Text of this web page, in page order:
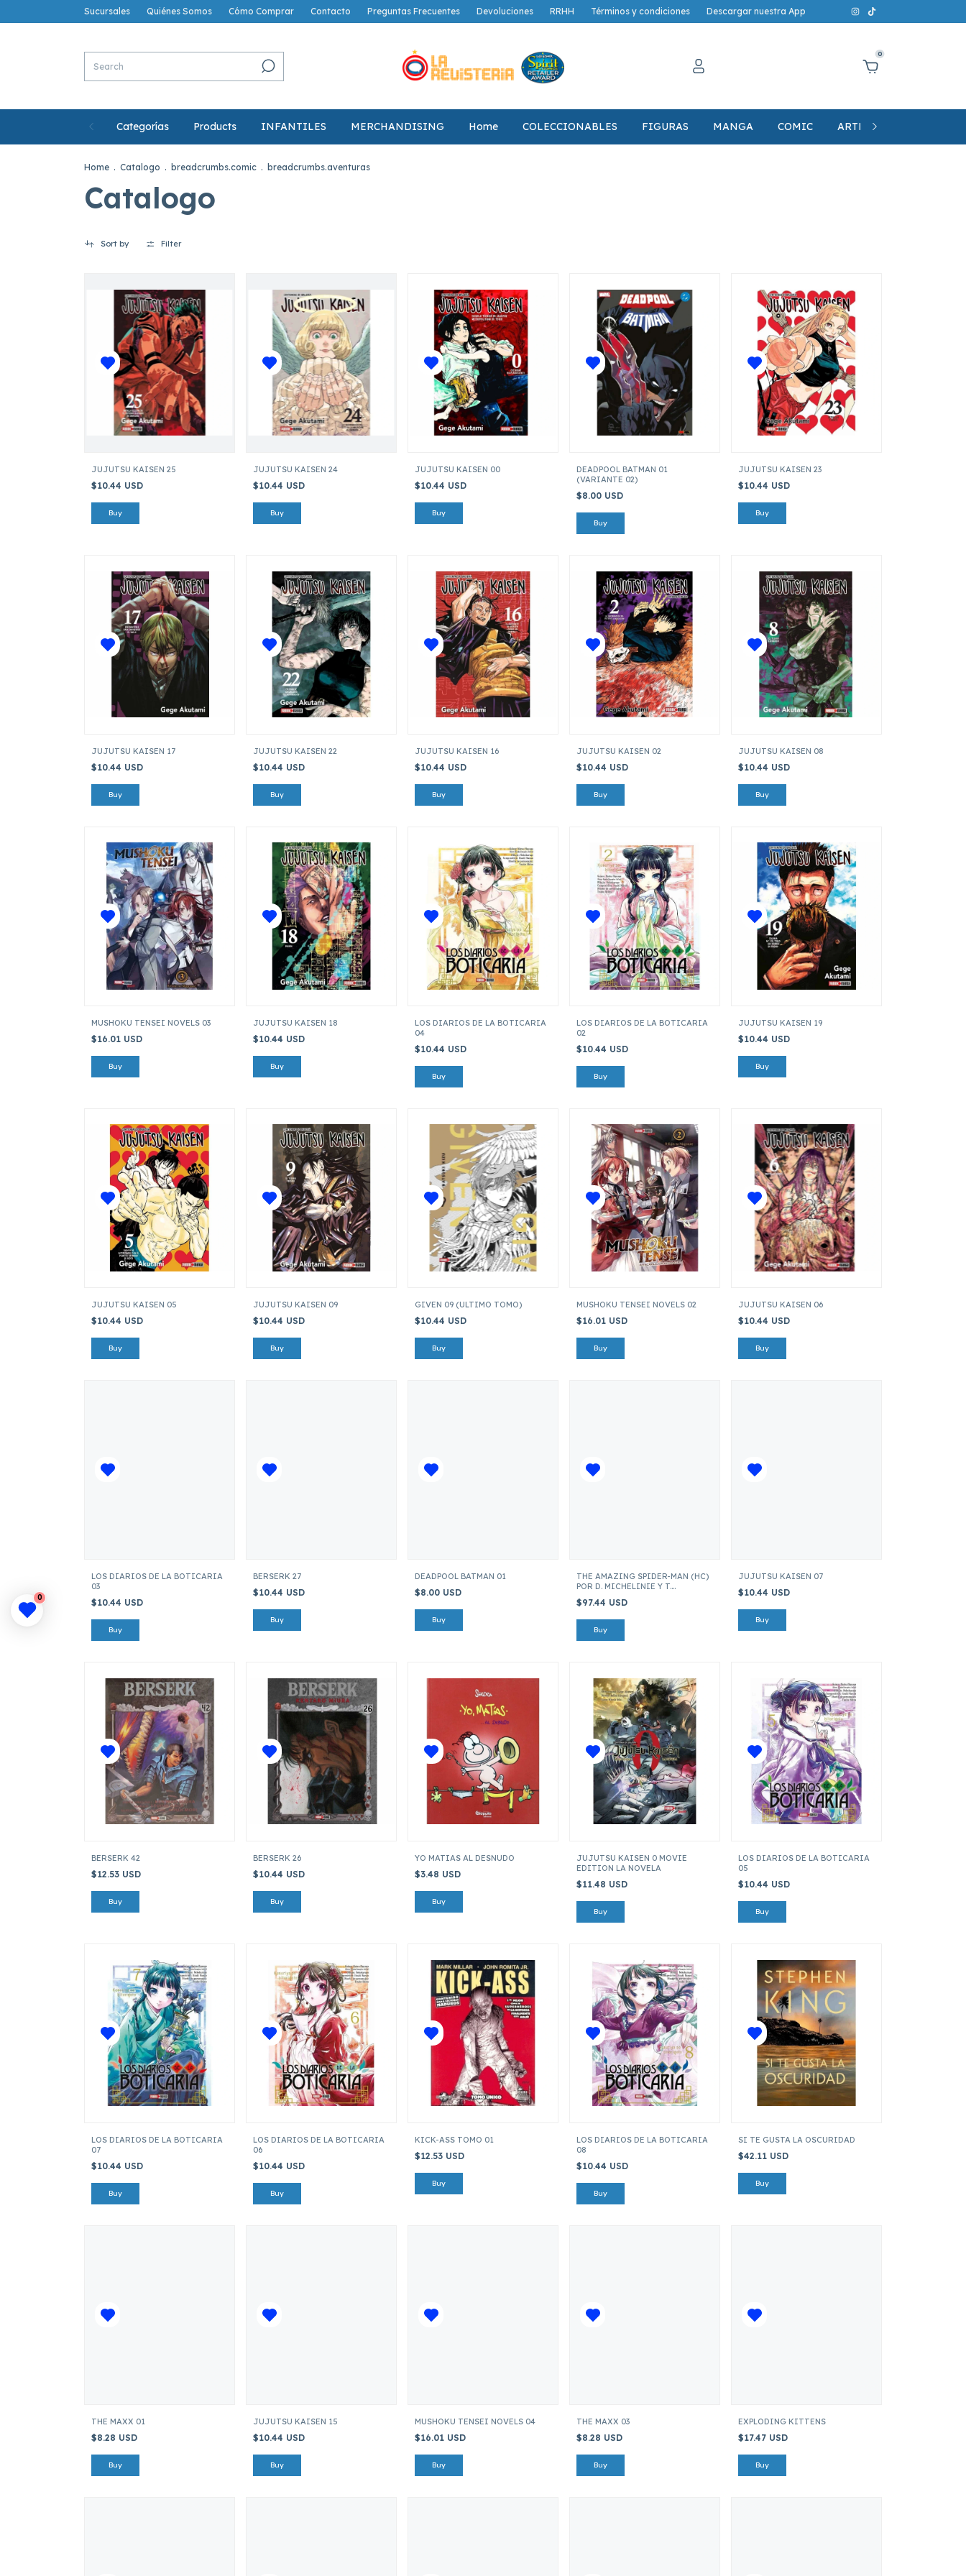
Sucursales Quiénes Somos Cómo Comprar Contacto Preguntas Frecuentes Devoluciones RRHH Términos y condiciones Descargar nuestra App
0
Categorías Products INFANTILES MERCHANDISING Home COLECCIONABLES FIGURAS MANGA COMIC ARTE, LIBRERIA Y
Home . Catalogo . breadcrumbs.comic . breadcrumbs.aventuras
Catalogo
Sort by Filter
JUJUTSU KAISEN 25
$10.44 USD
JUJUTSU KAISEN 24
$10.44 USD
JUJUTSU KAISEN 00
$10.44 USD
DEADPOOL BATMAN 01
(VARIANTE 02)
$8.00 USD
JUJUTSU KAISEN 23
$10.44 USD
JUJUTSU KAISEN 17
$10.44 USD
JUJUTSU KAISEN 22
$10.44 USD
JUJUTSU KAISEN 16
$10.44 USD
JUJUTSU KAISEN 02
$10.44 USD
JUJUTSU KAISEN 08
$10.44 USD
MUSHOKU TENSEI NOVELS 03
$16.01 USD
JUJUTSU KAISEN 18
$10.44 USD
LOS DIARIOS DE LA BOTICARIA
04
$10.44 USD
LOS DIARIOS DE LA BOTICARIA
02
$10.44 USD
JUJUTSU KAISEN 19
$10.44 USD
JUJUTSU KAISEN 05
$10.44 USD
JUJUTSU KAISEN 09
$10.44 USD
GIVEN 09 (ULTIMO TOMO)
$10.44 USD
MUSHOKU TENSEI NOVELS 02
$16.01 USD
JUJUTSU KAISEN 06
$10.44 USD
LOS DIARIOS DE LA BOTICARIA
03
$10.44 USD
BERSERK 27
$10.44 USD
DEADPOOL BATMAN 01
$8.00 USD
THE AMAZING SPIDER-MAN (HC)
POR D. MICHELINIE Y T.
$97.44 USD
JUJUTSU KAISEN 07
$10.44 USD
BERSERK 42
$12.53 USD
BERSERK 26
$10.44 USD
YO MATIAS AL DESNUDO
$3.48 USD
JUJUTSU KAISEN 0 MOVIE
EDITION LA NOVELA
$11.48 USD
LOS DIARIOS DE LA BOTICARIA
05
$10.44 USD
LOS DIARIOS DE LA BOTICARIA
07
$10.44 USD
LOS DIARIOS DE LA BOTICARIA
06
$10.44 USD
KICK-ASS TOMO 01
$12.53 USD
LOS DIARIOS DE LA BOTICARIA
08
$10.44 USD
SI TE GUSTA LA OSCURIDAD
$42.11 USD
THE MAXX 01
$8.28 USD
JUJUTSU KAISEN 15
$10.44 USD
MUSHOKU TENSEI NOVELS 04
$16.01 USD
THE MAXX 03
$8.28 USD
EXPLODING KITTENS
$17.47 USD
0